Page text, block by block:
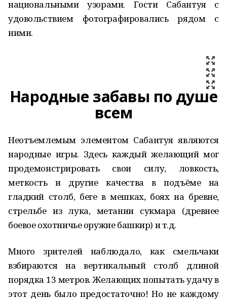
национальными узорами. Гости Сабантуя с
удовольствием фотографировались рядом с
ними.
Народные забавы по душе
всем
Неотъемлемым элементом Сабантуя являются
народные игры. Здесь каждый желающий мог
продемонстрировать свои силу, ловкость,
меткость и другие качества в подъёме на
гладкий столб, беге в мешках, боях на бревне,
стрельбе из лука, метании сукмара (древнее
боевое охотничье оружие башкир) и т.д.
Много зрителей наблюдало, как смельчаки
взбираются на вертикальный столб длиной
порядка 13 метров. Желающих попытать удачу в
этот день было предостаточно! Но не каждому